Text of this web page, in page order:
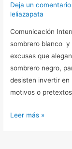
Deja un comentario
leliazapata
Comunicación
sombrero blanco y
excusas que
sombrero negro,
desisten invertir en
motivos o
Leer más »